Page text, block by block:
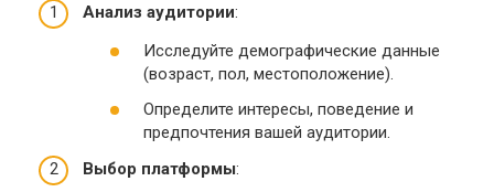
Анализ аудитории:
Исследуйте демографические данные
(возраст, пол, местоположение).
Определите интересы, поведение и
предпочтения вашей аудитории.
Выбор платформы: